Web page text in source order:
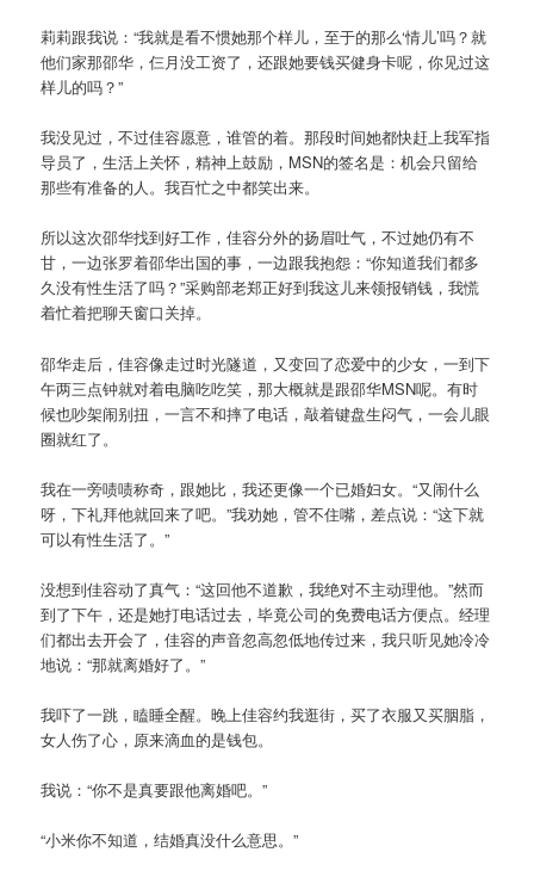
莉莉跟我说：“我就是看不惯她那个样儿，至于的那么‘情儿’吗？就
他们家那邵华，仨月没工资了，还跟她要钱买健身卡呢，你见过这
样儿的吗？”
我没见过，不过佳容愿意，谁管的着。那段时间她都快赶上我军指
导员了，生活上关怀，精神上鼓励，MSN的签名是：机会只留给
那些有准备的人。我百忙之中都笑出来。
所以这次邵华找到好工作，佳容分外的扬眉吐气，不过她仍有不
甘，一边张罗着邵华出国的事，一边跟我抱怨：“你知道我们都多
久没有性生活了吗？”采购部老郑正好到我这儿来领报销钱，我慌
着忙着把聊天窗口关掉。
邵华走后，佳容像走过时光隧道，又变回了恋爱中的少女，一到下
午两三点钟就对着电脑吃吃笑，那大概就是跟邵华MSN呢。有时
候也吵架闹别扭，一言不和摔了电话，敲着键盘生闷气，一会儿眼
圈就红了。
我在一旁啧啧称奇，跟她比，我还更像一个已婚妇女。“又闹什么
呀，下礼拜他就回来了吧。”我劝她，管不住嘴，差点说：“这下就
可以有性生活了。”
没想到佳容动了真气：“这回他不道歉，我绝对不主动理他。”然而
到了下午，还是她打电话过去，毕竟公司的免费电话方便点。经理
们都出去开会了，佳容的声音忽高忽低地传过来，我只听见她冷冷
地说：“那就离婚好了。”
我吓了一跳，瞌睡全醒。晚上佳容约我逛街，买了衣服又买胭脂，
女人伤了心，原来滴血的是钱包。
我说：“你不是真要跟他离婚吧。”
“小米你不知道，结婚真没什么意思。”